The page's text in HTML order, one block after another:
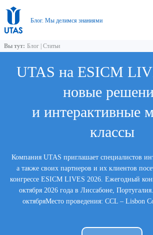
Блог. Мы делимся знаниями
Вы тут: Блог Статьи
UTAS на ESICM
новые
и интерактивные
классы
Компания UTAS приглашает специалистов
а также своих партнеров и их клиентов
конгрессе ESICM LIVES 2026. Ежегодный
октября 2026 года в Лиссабоне,
октябряМесто проведения: CCL – Lisbon